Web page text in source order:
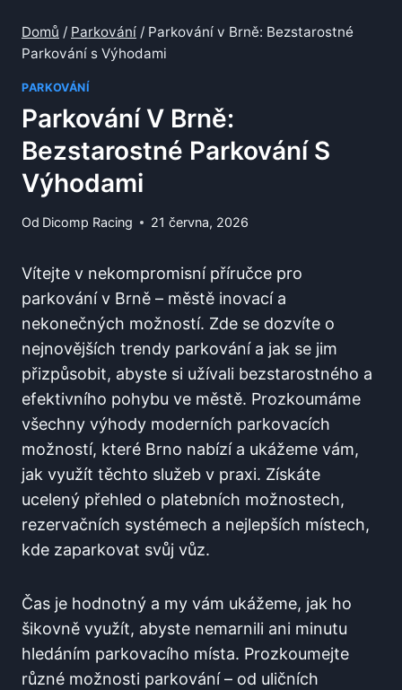
Domů / Parkování / Parkování v Brně: Bezstarostné
Parkování s Výhodami
PARKOVÁNÍ
Parkování V Brně:
Bezstarostné Parkování S
Výhodami
Od Dicomp Racing 21 června, 2026
Vítejte v nekompromisní příručce ⁤pro
parkování v Brně – městě inovací a
nekonečných možností. Zde se dozvíte ⁣o
nejnovějších ​trendy parkování a jak se ⁢jim
přizpůsobit, abyste si užívali bezstarostného ⁣a ​
efektivního pohybu ve‌ městě. Prozkoumáme
všechny výhody ⁢moderních⁤ parkovacích
možností, které Brno nabízí a⁣ ukážeme vám,
jak využít těchto služeb v⁢ praxi. Získáte
ucelený přehled o platebních možnostech,
rezervačních systémech a nejlepších místech,
kde⁤ zaparkovat svůj⁢ vůz.
Čas je hodnotný a my vám ⁣ukážeme, jak ho
šikovně využít, abyste​ nemarnili ani minutu
hledáním parkovacího místa. Prozkoumejte
různé možnosti parkování – od uličních